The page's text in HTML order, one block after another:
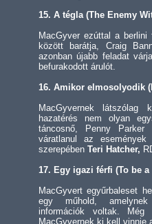
15. A tégla (The Enemy
MacGyver ezúttal a
között barátja, Craig
azonban újabb feladat
befurakodott árulót.
16. Amikor elmosolyodik
MacGyvernek
hazatérés nem olyan
táncosnő, Penny
váratlanul az
szerepében Teri Hatcher,
17. Egy igazi férfi (To be a
MacGyvert egyűrbaleset
egy műhold, amelynek
információk voltak. Még
MacGyvernek ki kell vinnie